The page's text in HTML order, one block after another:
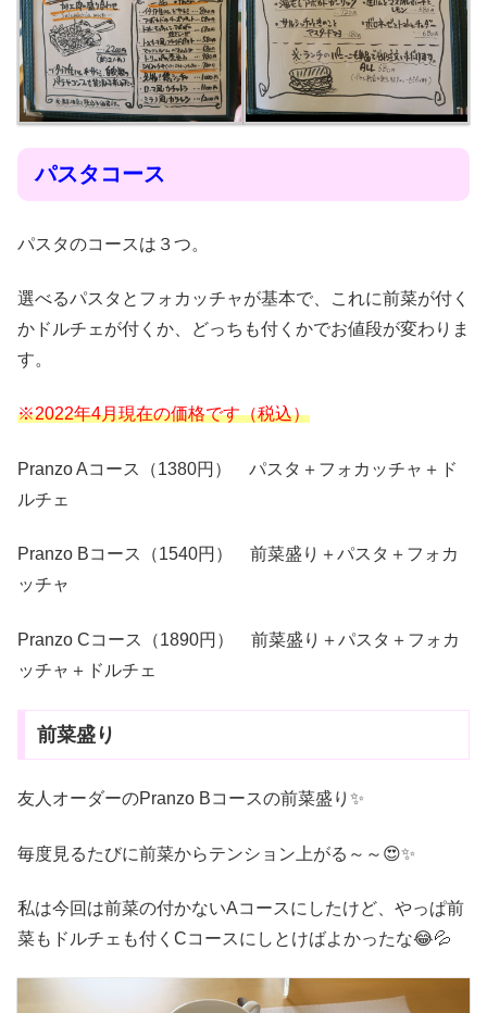
パスタコース
パスタのコースは３つ。
選べるパスタとフォカッチャが基本で、これに前菜が付く
かドルチェが付くか、どっちも付くかでお値段が変わりま
す。
※2022年4月現在の価格です（税込）
Pranzo Aコース（1380円） パスタ＋フォカッチャ＋ド
ルチェ
Pranzo Bコース（1540円） 前菜盛り＋パスタ＋フォカ
ッチャ
Pranzo Cコース（1890円） 前菜盛り＋パスタ＋フォカ
ッチャ＋ドルチェ
前菜盛り
友人オーダーのPranzo Bコースの前菜盛り✨
毎度見るたびに前菜からテンション上がる～～😍✨
私は今回は前菜の付かないAコースにしたけど、やっぱ前
菜もドルチェも付くCコースにしとけばよかったな😂💦